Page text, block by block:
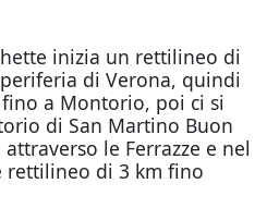
inizia un rettilineo di
di Verona, quindi
a Montorio, poi ci si
di San Martino Buon
le Ferrazze e nel
rettilineo di 3 km fino